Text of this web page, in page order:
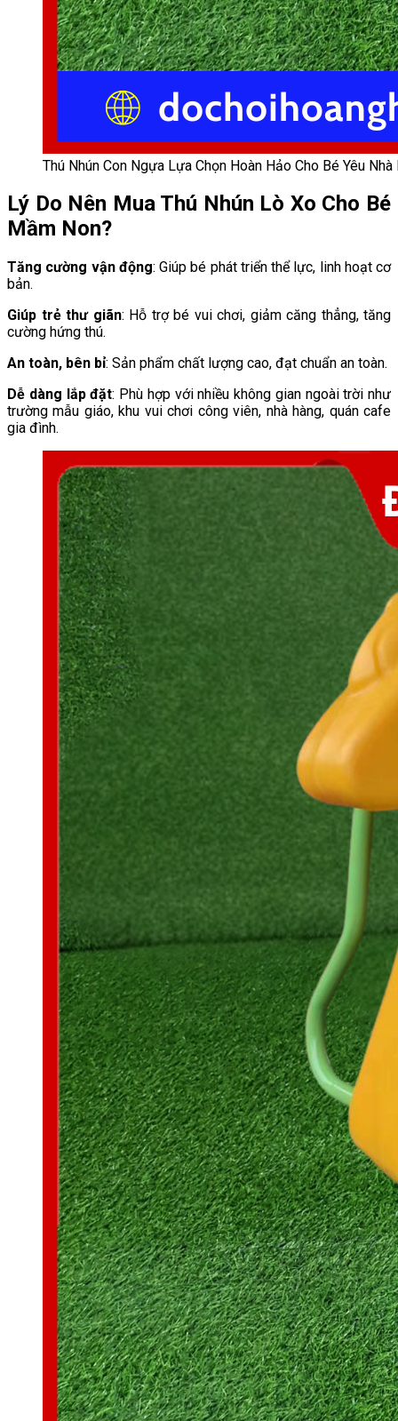
Thú Nhún Con Ngựa Lựa Chọn Hoàn Hảo Cho Bé Yêu Nhà
Lý Do Nên Mua Thú Nhún Lò Xo Cho Bé
Mầm Non?
Tăng cường vận động: Giúp bé phát triển thể lực, linh hoạt cơ
bản.
Giúp trẻ thư giãn: Hỗ trợ bé vui chơi, giảm căng thẳng, tăng
cường hứng thú.
An toàn, bên bỉ: Sản phẩm chất lượng cao, đạt chuẩn an toàn.
Dễ dàng lắp đặt: Phù hợp với nhiều không gian ngoài trời như
trường mẫu giáo, khu vui chơi công viên, nhà hàng, quán cafe
gia đình.